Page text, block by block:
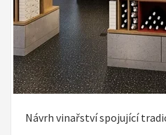
Návrh vinařství spojující